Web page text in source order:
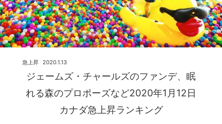
ジェームズ・チャールズのファンデ、眠
れる森のプロポーズなど2020年1月12日
カナダ急上昇ランキング
2020.1.13
急上昇